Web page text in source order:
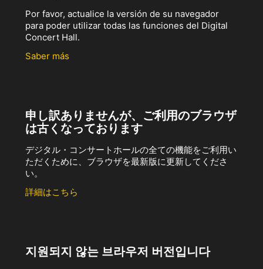
Por favor, actualice la versión de su navegador
para poder utilizar todas las funciones del Digital
Concert Hall.
Saber más
申し訳ありませんが、ご利用のブラウザ
は古くなっております
デジタル・コンサートホールの全ての機能をご利用い
ただくために、ブラウザを最新版に更新してくださ
い。
詳細はこちら
지원되지 않는 브라우저 버전입니다